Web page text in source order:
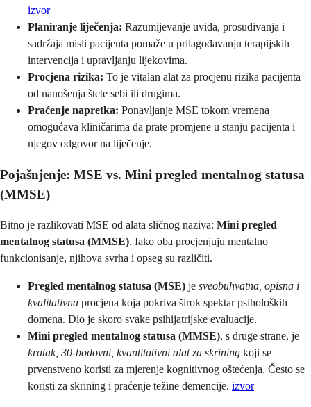
izvor
Planiranje liječenja: Razumijevanje uvida, prosuđivanja i
sadržaja misli pacijenta pomaže u prilagođavanju terapijskih
intervencija i upravljanju lijekovima.
Procjena rizika: To je vitalan alat za procjenu rizika pacijenta
od nanošenja štete sebi ili drugima.
Praćenje napretka: Ponavljanje MSE tokom vremena
omogućava kliničarima da prate promjene u stanju pacijenta i
njegov odgovor na liječenje.
Pojašnjenje: MSE vs. Mini pregled mentalnog statusa
(MMSE)
Bitno je razlikovati MSE od alata sličnog naziva: Mini pregled
mentalnog statusa (MMSE). Iako oba procjenjuju mentalno
funkcionisanje, njihova svrha i opseg su različiti.
Pregled mentalnog statusa (MSE) je sveobuhvatna, opisna i
kvalitativna procjena koja pokriva širok spektar psiholoških
domena. Dio je skoro svake psihijatrijske evaluacije.
Mini pregled mentalnog statusa (MMSE), s druge strane, je
kratak, 30-bodovni, kvantitativni alat za skrining koji se
prvenstveno koristi za mjerenje kognitivnog oštećenja. Često se
koristi za skrining i praćenje težine demencije. izvor